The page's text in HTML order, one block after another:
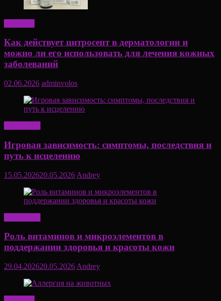
Как действует цитросепт в дерматологии и
можно ли его использовать для лечения кожных
заболеваний
02.06.2026 adminvolos
Игровая зависимость: симптомы, последствия и
путь к исцелению
15.05.202620.05.2026 Andrey
Роль витаминов и микроэлементов в
поддержании здоровья и красоты кожи
29.04.202620.05.2026 Andrey